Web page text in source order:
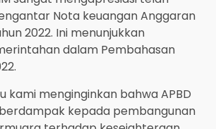
Nota keuangan Anggaran
2022. Ini menunjukkan
dalam Pembahasan
kami menginginkan bahwa APBD
kepada pembangunan